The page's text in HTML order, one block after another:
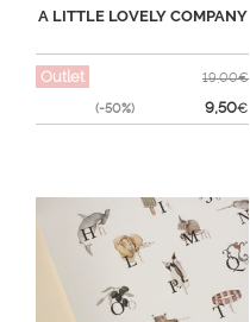
A LITTLE LOVELY COMPANY
Outlet
(-50%)
19,00€
9,50€